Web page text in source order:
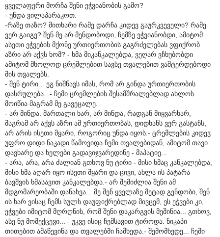
ყველაფერი მორჩა შენი ეჭვიანობის გამო?
- უნდა ვილაპარაკოთ.
-რაზე თაზო? მითხარი რამე დარჩა კიდევ გაურკვეველი? რამე
ვერ გაიგე? შენ მე არ მენდობოდი, ჩემზე ეჭვიანობდი, ამიტომ
ასეთი ეჭვების მქონე ურთიერთობის გაგრძელებას ვფიქრობ
აზრი არ აქვს ხომ? - ხმა მიკანკალებდა, ვეღარ ვჩხუბობდი
ამიტომ მხოლოდ ცრემლებით სავსე თვალებით ვაშტერდებოდი
მის თვალებს.
- შენ ტირი... ეგ ნიშნავს იმას, რომ არ გინდა ურთიერთობის
დასრულება...- ჩემი ცრემლების შესამშრალებლად ახლოს
მოიწია მაგრამ მე გავეცალე.
- არ მინდა. მართალი ხარ, არ მინდა, რადგან მიყვარხარ,
მაგრამ არ აქვს აზრი ამ ურთიერთობას, დიდხანს ვერ გასტანს,
არ არის ისეთი მყარი, როგორიც უნდა იყოს.- ცრემლების კიდევ
უფრო დიდი ნაკადი წამოვიდა ჩემი თვალებიდან, ამიტომ თავი
დავხარე და ხელები გადავიჯვარედინე - მაპატიე...
- არა, არა, არა ძალიან გთხოვ ნუ ტირი - მისი ხმაც კანკალებდა,
მისი ხმა აღარ იყო ისეთი მყარი და ცივი, ახლა ის პატარა
ბავშვის ხმასავით კანკალებდა.- არ შემიძლია შენი ამ
მდგომარეობაში დანახვა... მე შენ ყველაზე მეტად გენდობი, შენ
ის ხარ ვისაც ჩემს სულს დაუფიქრებლად მივცემ, ეს ეჭვები კი,
ეჭვები იმიტომ მღრღნის, რომ შენი დაკარგვის მეშინია... გთხოვ,
ასე ნუ მომექცევი... - უკვე ისიც ჩემსავით ტიროდა. ნიკაპი
თითებით ამაწევინა და თვალებში ჩამხედა.- შემომხედე... ჩემი